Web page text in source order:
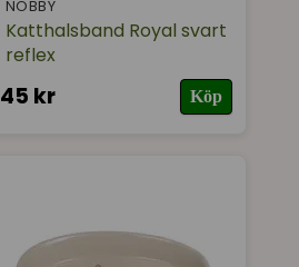
NOBBY
Katthalsband Royal svart
reflex
45 kr Köp